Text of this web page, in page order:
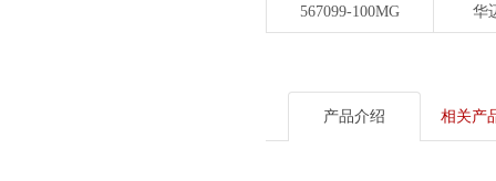
567099-100MG 华
产品介绍 相关产